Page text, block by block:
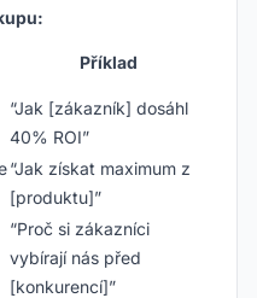
Příklad
“Jak [zákazník] dosáhl
40% ROI”
“Jak získat maximum z
[produktu]”
“Proč si zákazníci
vybírají nás před
[konkurencí]”